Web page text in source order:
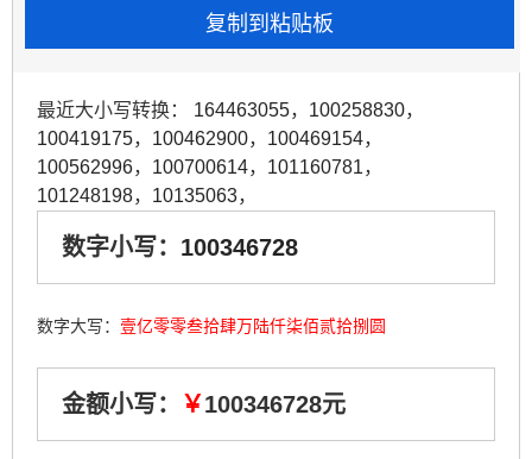
最近大小写转换： 164463055， 100258830，
100419175， 100462900， 100469154，
100562996， 100700614， 101160781，
101248198， 10135063，
数字小写： 100346728
数字大写： 壹亿零零叁拾肆万陆仟柒佰贰拾捌圆
金额小写： ￥100346728元